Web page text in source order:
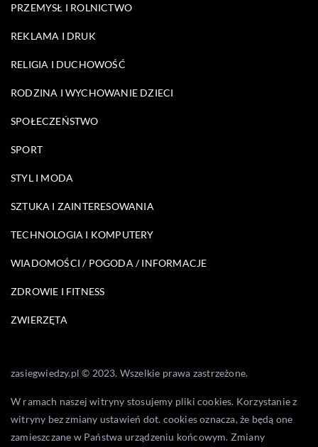
PRZEMYSŁ I ROLNICTWO
REKLAMA I DRUK
RELIGIA I DUCHOWOŚĆ
RODZINA I WYCHOWANIE DZIECI
SPOŁECZEŃSTWO
SPORT
STYL I MODA
SZTUKA I ZAINTERESOWANIA
TECHNOLOGIA I KOMPUTERY
WIADOMOŚCI / POGODA / INFORMACJE
ZDROWIE I FITNESS
ZWIERZĘTA
zasiegwiedzy.pl © 2023. Wszelkie prawa zastrzeżone.
W ramach naszej witryny stosujemy pliki cookies. Korzystanie z
witryny bez zmiany ustawień dot. cookies oznacza, że będą one
zamieszczane w Państwa urządzeniu końcowym. Zmiany